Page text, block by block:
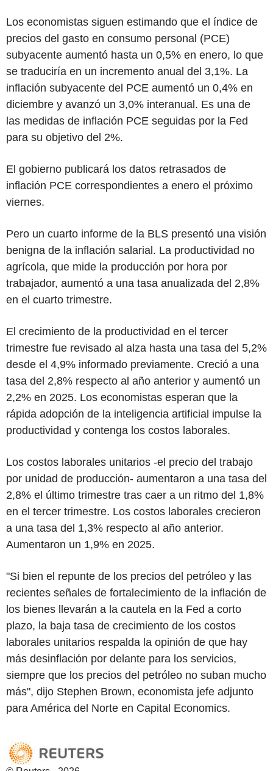
Los economistas siguen estimando que el índice de
precios del gasto en consumo personal (PCE)
subyacente aumentó hasta un 0,5% en enero, lo que
se traduciría en un incremento anual del 3,1%. La
inflación subyacente del PCE aumentó un 0,4% en
diciembre y avanzó un 3,0% interanual. Es una de
las medidas de inflación PCE seguidas por la Fed
para su objetivo del 2%.
El gobierno publicará los datos retrasados de
inflación PCE correspondientes a enero el próximo
viernes.
Pero un cuarto informe de la BLS presentó una visión
benigna de la inflación salarial. La productividad no
agrícola, que mide la producción por hora por
trabajador, aumentó a una tasa anualizada del 2,8%
en el cuarto trimestre.
El crecimiento de la productividad en el tercer
trimestre fue revisado al alza hasta una tasa del 5,2%
desde el 4,9% informado previamente. Creció a una
tasa del 2,8% respecto al año anterior y aumentó un
2,2% en 2025. Los economistas esperan que la
rápida adopción de la inteligencia artificial impulse la
productividad y contenga los costos laborales.
Los costos laborales unitarios -el precio del trabajo
por unidad de producción- aumentaron a una tasa del
2,8% el último trimestre tras caer a un ritmo del 1,8%
en el tercer trimestre. Los costos laborales crecieron
a una tasa del 1,3% respecto al año anterior.
Aumentaron un 1,9% en 2025.
"Si bien el repunte de los precios del petróleo y las
recientes señales de fortalecimiento de la inflación de
los bienes llevarán a la cautela en la Fed a corto
plazo, la baja tasa de crecimiento de los costos
laborales unitarios respalda la opinión de que hay
más desinflación por delante para los servicios,
siempre que los precios del petróleo no suban mucho
más", dijo Stephen Brown, economista jefe adjunto
para América del Norte en Capital Economics.